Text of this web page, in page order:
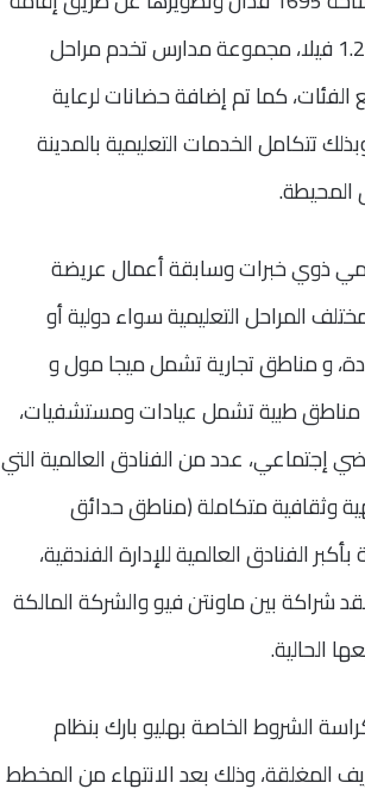
مدينة سكنية متكاملة تتكون من 17.198 شقة سكنية ، 1.292 فيلا، مجموعة مدارس تخدم مراحل
كما تم إضافة حضانات لرعاية
الخدمات التعليمية بالمدينة
المحيطة.
ذوي خبرات وسابقة أعمال عريضة
المراحل التعليمية سواء دولية أو
و مناطق تجارية تشمل ميجا مول و
مناطق طبية تشمل عيادات ومستشفيات،
إجتماعي، عدد من الفنادق العالمية التي
وثقافية متكاملة (مناطق حدائق
الفنادق العالمية للإدارة الفندقية،
شراكة بين ماونتن فيو والشركة المالكة
الحالية.
الشروط الخاصة بهليو بارك بنظام
المغلقة، وذلك بعد الانتهاء من المخطط